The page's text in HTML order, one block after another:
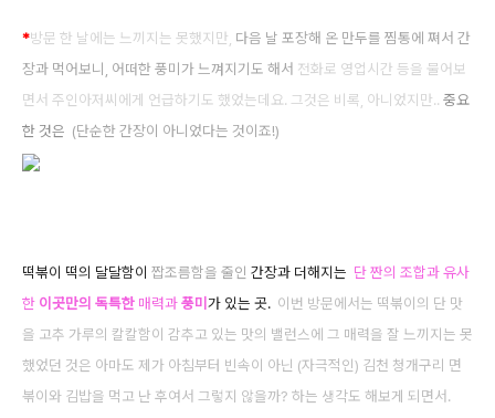
*방문 한 날에는 느끼지는 못했지만, 다음 날 포장해 온 만두를 찜통에 쪄서 간
장과 먹어보니, 어떠한풍미가 느껴지기도 해서 전화로 영업시간 등을 물어보
면서 주인아저씨에게 언급하기도 했었는데요. 그것은 비록, 아니었지만.. 중요
한 것은 (단순한 간장이 아니었다는 것이죠!)
떡볶이 떡의 달달함이 짭조름함을 줄인 간장과 더해지는 단 짠의 조합과 유사
한 이곳만의 독특한 매력과풍미 가 있는 곳. 이번 방문에서는 떡볶이의 단 맛
을 고추 가루의 칼칼함이 감추고 있는 맛의 밸런스에 그 매력을 잘 느끼지는 못
했었던 것은 아마도 제가 아침부터 빈속이 아닌 (자극적인) 김천 청개구리 면
볶이와 김밥을 먹고 난 후여서 그렇지 않을까? 하는 생각도 해보게 되면서.